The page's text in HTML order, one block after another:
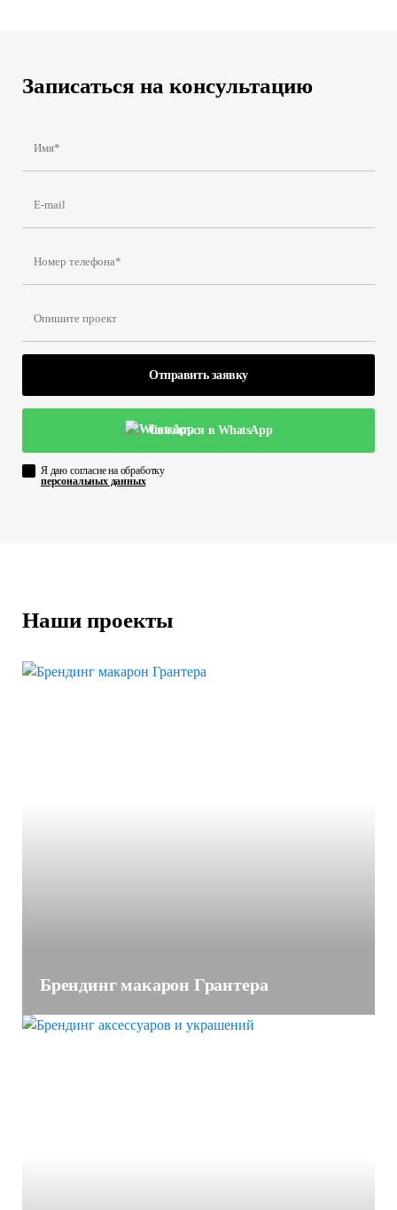
Записаться на консультацию
Отправить заявку
Связаться в WhatsApp
Я даю согласие на обработку
персональных данных
Наши проекты
Брендинг макарон Грантера